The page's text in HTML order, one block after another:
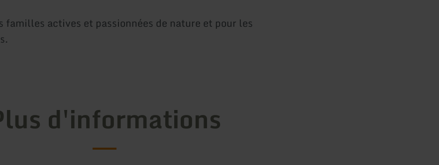
familles actives et passionnées de nature et pour les
d'informations